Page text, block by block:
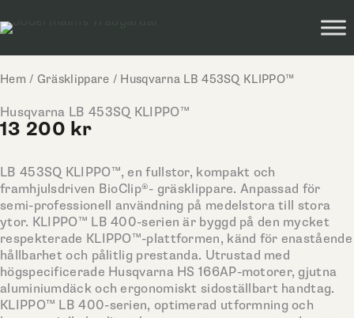
till
Hem / Gräsklippare / Husqvarna LB 453SQ KLIPPO™
Husqvarna LB 453SQ KLIPPO™
13 200 kr
LB 453SQ KLIPPO™, en fullstor, kompakt och
framhjulsdriven BioClip®- gräsklippare. Anpassad för
semi-professionell användning på medelstora till stora
ytor. KLIPPO™ LB 400-serien är byggd på den mycket
respekterade KLIPPO™-plattformen, känd för enastående
hållbarhet och pålitlig prestanda. Utrustad med
högspecificerade Husqvarna HS 166AP-motorer, gjutna
aluminiumdäck och ergonomiskt sidoställbart handtag.
KLIPPO™ LB 400-serien, optimerad utformning och